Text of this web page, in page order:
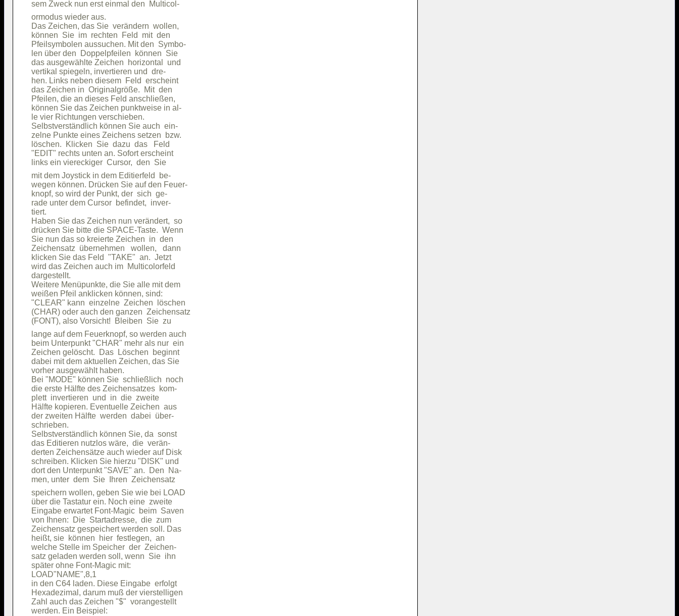
ormodus wieder aus.
Das Zeichen, das Sie  verändern  wollen,
können  Sie  im  rechten  Feld  mit  den
Pfeilsymbolen aussuchen. Mit den  Symbo-
len über den  Doppelpfeilen  können  Sie
das ausgewählte Zeichen  horizontal  und
vertikal spiegeln, invertieren und  dre-
hen. Links neben diesem  Feld  erscheint
das Zeichen in  Originalgröße.  Mit  den
Pfeilen, die an dieses Feld anschließen,
können Sie das Zeichen punktweise in al-
le vier Richtungen verschieben.
Selbstverständlich können Sie auch  ein-
zelne Punkte eines Zeichens setzen  bzw.
löschen.  Klicken  Sie  dazu  das   Feld
"EDIT" rechts unten an. Sofort erscheint
mit dem Joystick in dem Editierfeld  be-
wegen können. Drücken Sie auf den Feuer-
knopf, so wird der Punkt, der  sich  ge-
rade unter dem Cursor  befindet,  inver-
tiert.
Haben Sie das Zeichen nun verändert,  so
drücken Sie bitte die SPACE-Taste.  Wenn
Sie nun das so kreierte Zeichen  in  den
Zeichensatz  übernehmen   wollen,   dann
klicken Sie das Feld  "TAKE"  an.  Jetzt
wird das Zeichen auch im  Multicolorfeld
dargestellt.
Weitere Menüpunkte, die Sie alle mit dem
weißen Pfeil anklicken können, sind:
"CLEAR" kann  einzelne  Zeichen  löschen
(CHAR) oder auch den ganzen  Zeichensatz
lange auf dem Feuerknopf, so werden auch
beim Unterpunkt "CHAR" mehr als nur  ein
Zeichen gelöscht.  Das  Löschen  beginnt
dabei mit dem aktuellen Zeichen, das Sie
vorher ausgewählt haben.
Bei "MODE" können Sie  schließlich  noch
die erste Hälfte des Zeichensatzes  kom-
plett  invertieren  und  in  die  zweite
Hälfte kopieren. Eventuelle Zeichen  aus
der zweiten Hälfte  werden  dabei  über-
schrieben.
Selbstverständlich können Sie, da  sonst
das Editieren nutzlos wäre,  die  verän-
derten Zeichensätze auch wieder auf Disk
schreiben. Klicken Sie hierzu "DISK" und
dort den Unterpunkt "SAVE" an.  Den  Na-
speichern wollen, geben Sie wie bei LOAD
über die Tastatur ein. Noch eine  zweite
Eingabe erwartet Font-Magic  beim  Saven
von Ihnen:  Die  Startadresse,  die  zum
Zeichensatz gespeichert werden soll. Das
heißt, sie  können  hier  festlegen,  an
welche Stelle im Speicher  der  Zeichen-
satz geladen werden soll, wenn  Sie  ihn
später ohne Font-Magic mit:
LOAD"NAME",8,1
in den C64 laden. Diese Eingabe  erfolgt
Hexadezimal, darum muß der vierstelligen
Zahl auch das Zeichen "$"  vorangestellt
werden. Ein Beispiel: